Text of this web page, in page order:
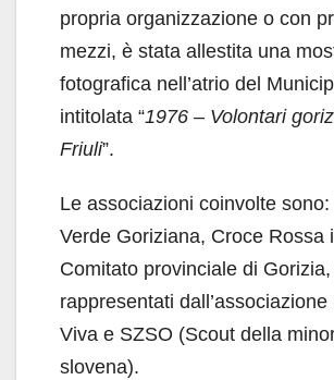
propria organizzazione o con
mezzi, è stata allestita una
fotografica nell’atrio del
intitolata “1976 – Volontari
Friuli”.
Le associazioni coinvolte
Verde Goriziana, Croce Rossa
Comitato provinciale di
rappresentati
Viva e SZSO (Scout della
slovena).